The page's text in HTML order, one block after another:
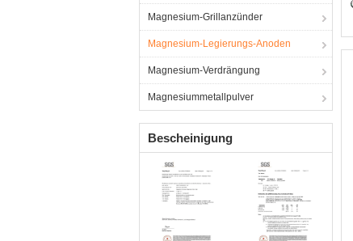
Magnesium-Grillanzünder
Magnesium-Legierungs-Anoden
Magnesium-Verdrängung
Magnesiummetallpulver
Bescheinigung